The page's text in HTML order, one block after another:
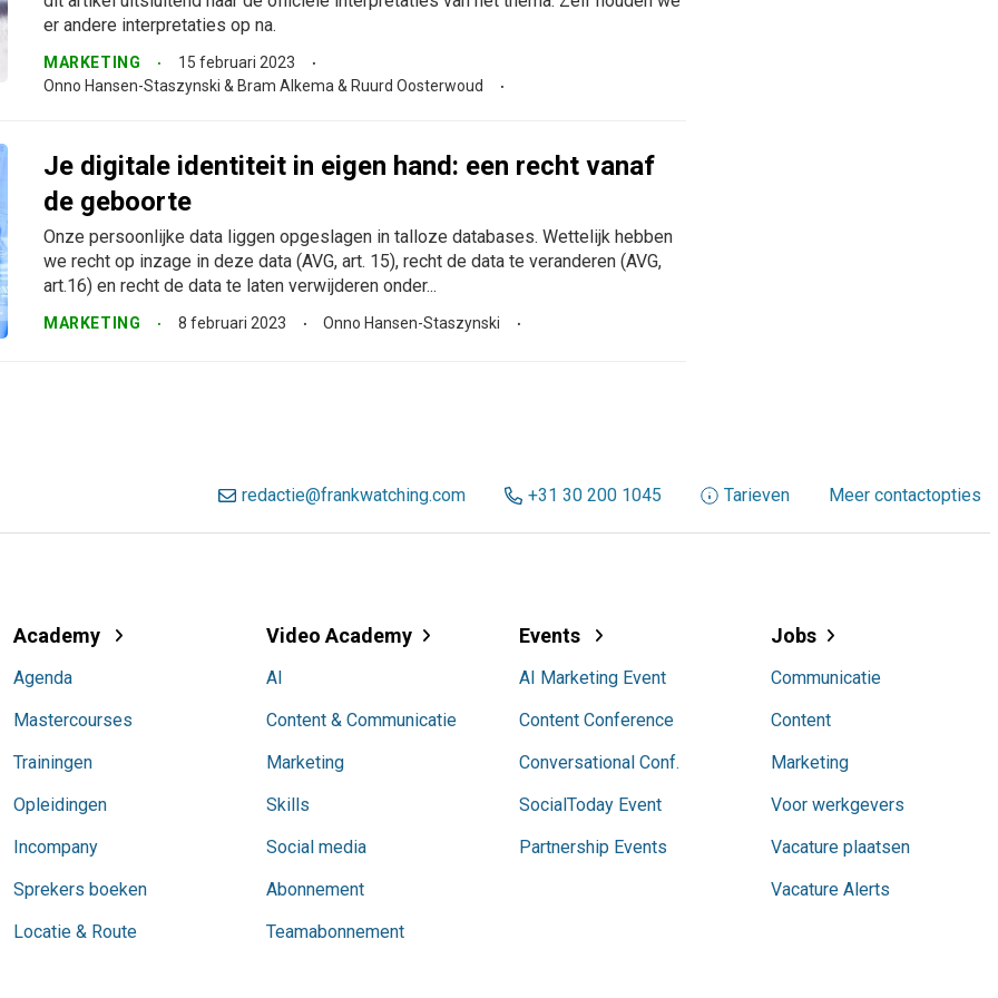
er andere interpretaties op na.
MARKETING
15 februari 2023
Onno Hansen-Staszynski & Bram Alkema & Ruurd Oosterwoud
Je digitale identiteit in eigen hand: een recht vanaf
de geboorte
Onze persoonlijke data liggen opgeslagen in talloze databases. Wettelijk hebben
we recht op inzage in deze data (AVG, art. 15), recht de data te veranderen (AVG,
art.16) en recht de data te laten verwijderen onder...
MARKETING 8 februari 2023 Onno Hansen-Staszynski
redactie@frankwatching.com +31 30 200 1045 Tarieven Meer contactopties
Academy
Agenda
Mastercourses
Trainingen
Opleidingen
Incompany
Sprekers boeken
Locatie & Route
Video Academy
AI
Content & Communicatie
Marketing
Skills
Social media
Abonnement
Teamabonnement
Events
AI Marketing Event
Content Conference
Conversational Conf.
SocialToday Event
Partnership Events
Jobs
Communicatie
Content
Marketing
Voor werkgevers
Vacature plaatsen
Vacature Alerts